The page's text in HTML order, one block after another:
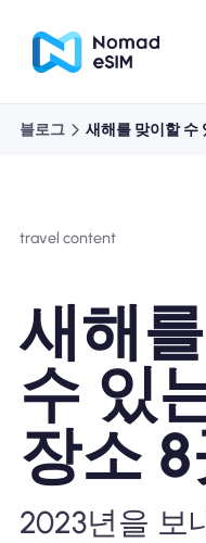
eSIM 정보
왜 Nomad eSIM?
블로그 새해를 맞이할 수
travel content
새해
수 있
장소
2023년을 보